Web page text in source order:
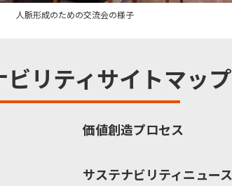
人脈形成のための交流会の様子
ビリティサイトマップ
価値創造プロセス
サステナビリティニュー